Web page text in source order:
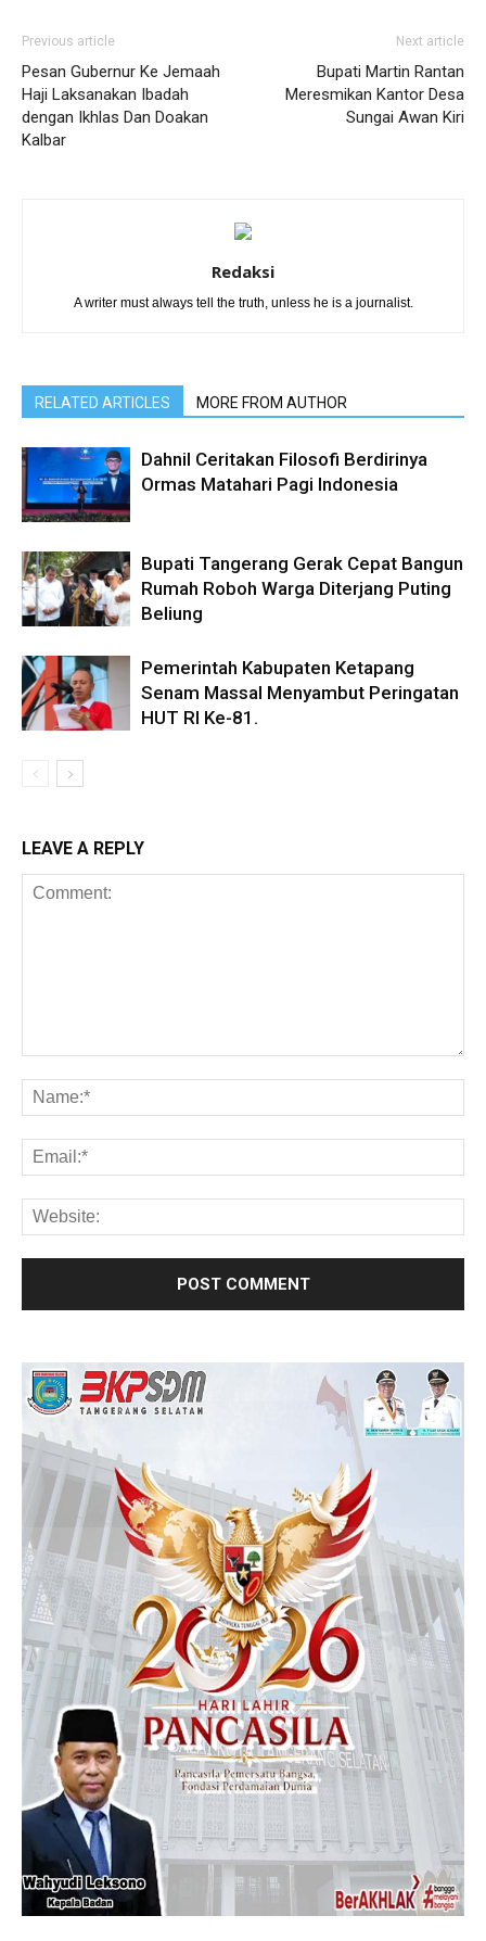
Previous article
Pesan Gubernur Ke Jemaah
Haji Laksanakan Ibadah
dengan Ikhlas Dan Doakan
Kalbar
Next article
Bupati Martin Rantan
Meresmikan Kantor Desa
Sungai Awan Kiri
Redaksi
A writer must always tell the truth, unless he is a journalist.
RELATED ARTICLES MORE FROM AUTHOR
Dahnil Ceritakan Filosofi Berdirinya
Ormas Matahari Pagi Indonesia
Bupati Tangerang Gerak Cepat Bangun
Rumah Roboh Warga Diterjang Puting
Beliung
Pemerintah Kabupaten Ketapang
Senam Massal Menyambut Peringatan
HUT RI Ke-81.
LEAVE A REPLY